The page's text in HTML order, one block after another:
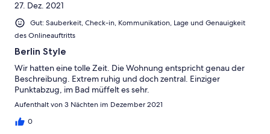
27. Dez. 2021
Gut: Sauberkeit, Check-in, Kommunikation, Lage und Genauigkeit
des Onlineauftritts
Berlin Style
Wir hatten eine tolle Zeit. Die Wohnung entspricht genau der
Beschreibung. Extrem ruhig und doch zentral. Einziger
Punktabzug, im Bad müffelt es sehr.
Aufenthalt von 3 Nächten im Dezember 2021
0